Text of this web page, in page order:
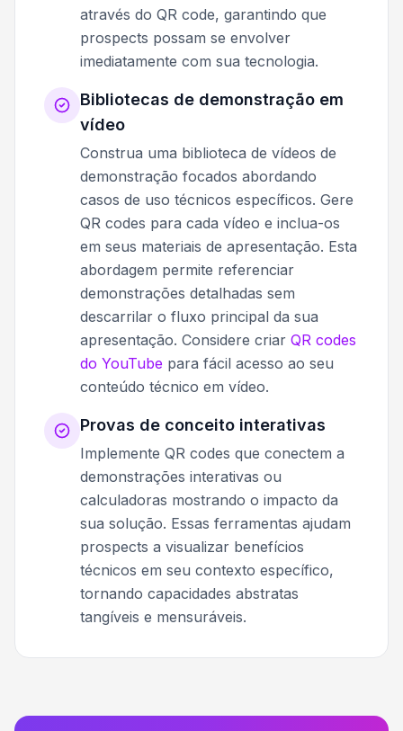
através do QR code, garantindo que
prospects possam se envolver
imediatamente com sua tecnologia.
Bibliotecas de demonstração em
vídeo
Construa uma biblioteca de vídeos de
demonstração focados abordando
casos de uso técnicos específicos. Gere
QR codes para cada vídeo e inclua-os
em seus materiais de apresentação. Esta
abordagem permite referenciar
demonstrações detalhadas sem
descarrilar o fluxo principal da sua
apresentação. Considere criar QR codes
do YouTube para fácil acesso ao seu
conteúdo técnico em vídeo.
Provas de conceito interativas
Implemente QR codes que conectem a
demonstrações interativas ou
calculadoras mostrando o impacto da
sua solução. Essas ferramentas ajudam
prospects a visualizar benefícios
técnicos em seu contexto específico,
tornando capacidades abstratas
tangíveis e mensuráveis.